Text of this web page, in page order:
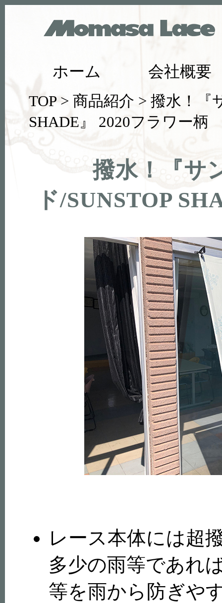
ホーム 会社概要
TOP > 商品紹介 > 撥水！『
SHADE』 2020フラワー柄
撥水！『サ
ド/SUNSTOP
レース本体には超
多少の雨等であれ
等を雨から防ぎや